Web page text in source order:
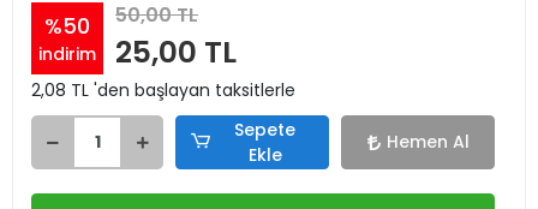
%50
indirim
50,00 TL
25,00 TL
2,08 TL 'den başlayan taksitlerle
Sepete
Ekle
Hemen Al